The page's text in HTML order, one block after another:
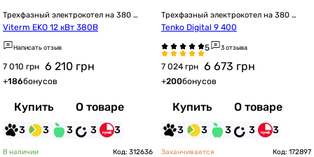
Трехфазный электрокотел на 380
Вольт
Viterm EKO 12 кВт 380В
Написать отзыв
7 010 грн 6 210 грн
+186бонусов
Купить О товаре
3 3 3 3 3
Трехфазный электрокотел на 380
Вольт
Tenko Digital 9 400
3 отзыва
7 024 грн 6 673 грн
+200бонусов
Купить О товаре
3 3 3 3 3
В наличии Код: 312636 Заканчивается Код: 172897